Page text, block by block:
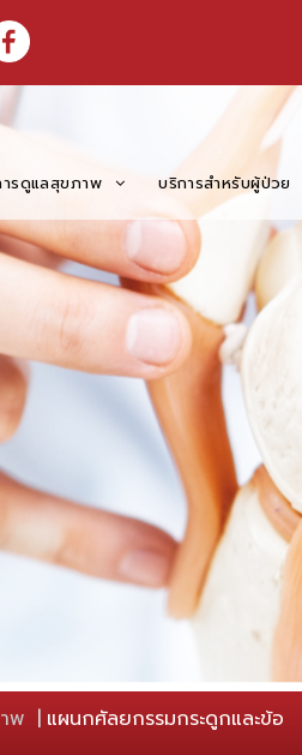
รดูแลสุขภาพ บริการสำหรับผู้ป่วย
พ แผนกศัลยกรรมกระดูกและข้อ